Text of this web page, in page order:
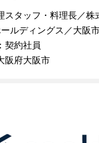
スタッフ・料理長／株
ールディングス／大阪
契約社員
阪府大阪市